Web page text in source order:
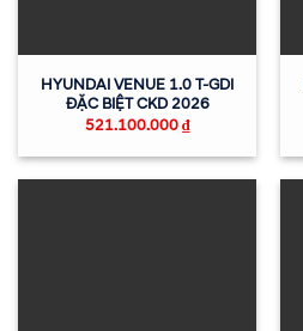
HYUNDAI VENUE 1.0 T-GDI
ĐẶC BIỆT CKD 2026
521.100.000₫